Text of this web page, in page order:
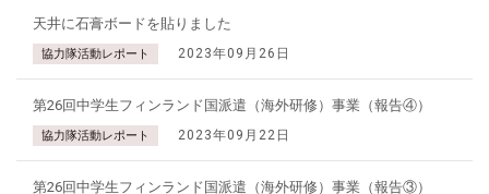
天井に石膏ボードを貼りました
協力隊活動レポート 2023年09月26日
第26回中学生フィンランド国派遣（海外研修）事業（報告④）
協力隊活動レポート 2023年09月22日
第26回中学生フィンランド国派遣（海外研修）事業（報告③）